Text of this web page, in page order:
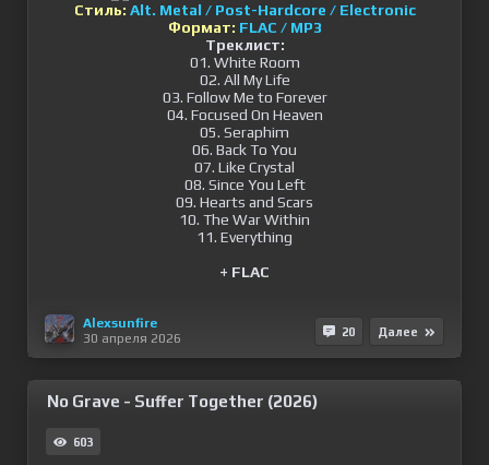
Стиль: Alt. Metal / Post-Hardcore / Electronic
Формат: FLAC / MP3
Треклист:
01. White Room
02. All My Life
03. Follow Me to Forever
04. Focused On Heaven
05. Seraphim
06. Back To You
07. Like Crystal
08. Since You Left
09. Hearts and Scars
10. The War Within
11. Everything
+ FLAC
Alexsunfire
30 апреля 2026
20 Далее
No Grave - Suffer Together (2026)
603